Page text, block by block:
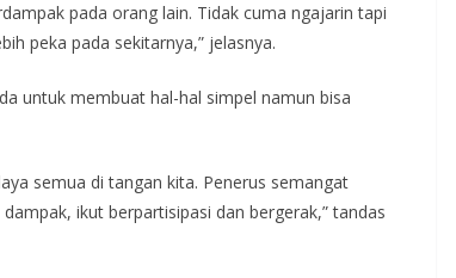
pada orang lain. Tidak cuma ngajarin tapi
peka pada sekitarnya,” jelasnya.
untuk membuat hal-hal simpel namun bisa
semua di tangan kita. Penerus semangat
ikut berpartisipasi dan bergerak,” tandas